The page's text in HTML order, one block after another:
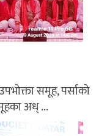
समूह, पर्साको
अध् ...